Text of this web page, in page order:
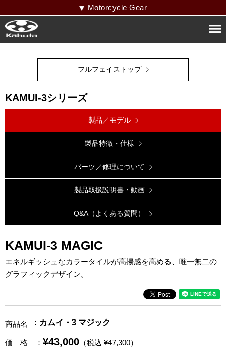
Motorcycle Gear
フルフェイストップ
KAMUI-3シリーズ
製品／モデル
製品特徴・仕様
パーツ／修理について
製品取扱説明書・動画
Q&A（よくある質問）
KAMUI-3 MAGIC
エネルギッシュなカラータイルが高揚感を高める、唯一無二の
グラフィックデザイン。
商品名 ：カムイ・3 マジック
価 格 ： ¥43,000 （税込 ¥47,300）